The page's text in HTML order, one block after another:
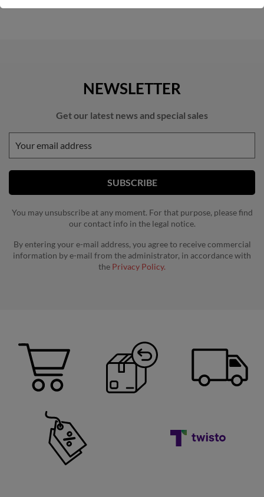
NEWSLETTER
Get our latest news and special sales
You may unsubscribe at any moment. For that purpose, please find
our contact info in the legal notice.
By entering your e-mail address, you agree to receive commercial
information by e-mail from the administrator, in accordance with
the Privacy Policy.